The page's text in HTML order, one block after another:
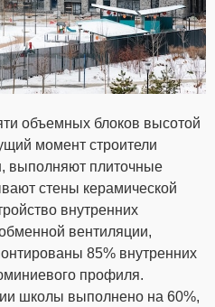
объемных блоков высотой
момент строители
выполняют плиточные
стены керамической
внутренних
вентиляции,
85% внутренних
профиля.
школы выполнено на 60%,